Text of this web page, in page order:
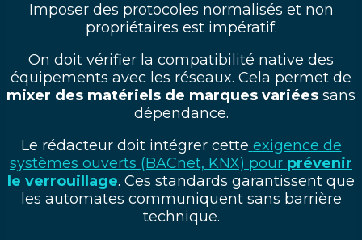
Imposer des protocoles normalisés et non
propriétaires est impératif.
On doit vérifier la compatibilité native des
équipements avec les réseaux. Cela permet de
mixer des matériels de marques variées sans
dépendance.
Le rédacteur doit intégrer cette exigence de
systèmes ouverts (BACnet, KNX) pour prévenir
le verrouillage. Ces standards garantissent que
les automates communiquent sans barrière
technique.